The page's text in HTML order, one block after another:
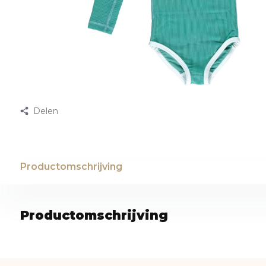
Delen
Productomschrijving
Productomschrijving